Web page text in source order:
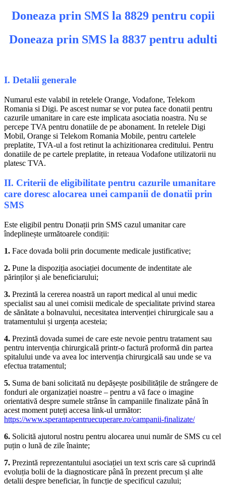
Doneaza prin SMS la 8829 pentru copii
Doneaza prin SMS la 8837 pentru adulti
I. Detalii generale
Numarul este valabil in retelele Orange, Vodafone, Telekom
Romania si Digi. Pe ascest numar se vor putea face donatii pentru
cazurile umanitare in care este implicata asociatia noastra. Nu se
percepe TVA pentru donatiile de pe abonament. In retelele Digi
Mobil, Orange si Telekom Romania Mobile, pentru cartelele
preplatite, TVA-ul a fost retinut la achizitionarea creditului. Pentru
donatiile de pe cartele preplatite, in reteaua Vodafone utilizatorii nu
platesc TVA.
II. Criterii de eligibilitate pentru cazurile umanitare
care doresc alocarea unei campanii de donatii prin
SMS
Este eligibil pentru Donații prin SMS cazul umanitar care
îndeplinește următoarele condiții:
1. Face dovada bolii prin documente medicale justificative;
2. Pune la dispoziția asociației documente de indentitate ale
părinților și ale beneficiarului;
3. Prezintă la cererea noastră un raport medical al unui medic
specialist sau al unei comisii medicale de specialitate privind starea
de sănătate a bolnavului, necesitatea intervenției chirurgicale sau a
tratamentului și urgența acesteia;
4. Prezintă dovada sumei de care este nevoie pentru tratament sau
pentru intervenția chirurgicală printr-o factură proformă din partea
spitalului unde va avea loc intervenția chirurgicală sau unde se va
efectua tratamentul;
5. Suma de bani solicitată nu depășește posibilitățile de strângere de
fonduri ale organizației noastre – pentru a vă face o imagine
orientativă despre sumele strânse în campaniile finalizate până în
acest moment puteți accesa link-ul următor:
https://www.sperantapentruecuperare.ro/campanii-finalizate/
6. Solicită ajutorul nostru pentru alocarea unui număr de SMS cu cel
puțin o lună de zile înainte;
7. Prezintă reprezentantului asociației un text scris care să cuprindă
evoluția bolii de la diagnosticare până în prezent precum și alte
detalii despre beneficiar, în funcție de specificul cazului;